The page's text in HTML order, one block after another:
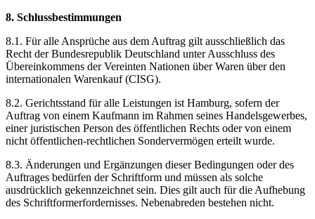
8. Schlussbestimmungen
8.1. Für alle Ansprüche aus dem Auftrag gilt ausschließlich das
Recht der Bundesrepublik Deutschland unter Ausschluss des
Übereinkommens der Vereinten Nationen über Waren über den
internationalen Warenkauf (CISG).
8.2. Gerichtsstand für alle Leistungen ist Hamburg, sofern der
Auftrag von einem Kaufmann im Rahmen seines Handelsgewerbes,
einer juristischen Person des öffentlichen Rechts oder von einem
nicht öffentlichen-rechtlichen Sondervermögen erteilt wurde.
8.3. Änderungen und Ergänzungen dieser Bedingungen oder des
Auftrages bedürfen der Schriftform und müssen als solche
ausdrücklich gekennzeichnet sein. Dies gilt auch für die Aufhebung
des Schriftformerfordernisses. Nebenabreden bestehen nicht.